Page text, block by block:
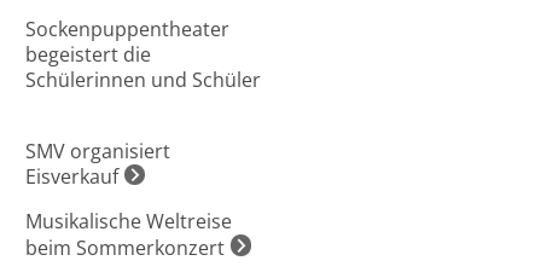
Sockenpuppentheater
begeistert die
Schülerinnen und Schüler
SMV organisiert
Eisverkauf
Musikalische Weltreise
beim Sommerkonzert